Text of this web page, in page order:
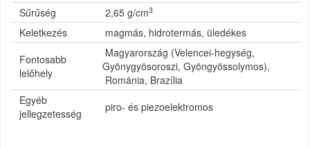
Sűrűség
2,65 g/cm3
Keletkezés
magmás, hidrotermás, üledékes
Fontosabb
lelőhely
Magyarország (Velencei-hegység,
Gyönygyösoroszi, Gyöngyössolymos),
Románia, Brazília
Egyéb
jellegzetesség
piro- és piezoelektromos